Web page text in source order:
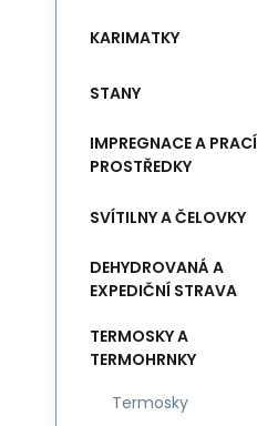
KARIMATKY
STANY
IMPREGNACE A PRACÍ
PROSTŘEDKY
SVÍTILNY A ČELOVKY
DEHYDROVANÁ A
EXPEDIČNÍ STRAVA
TERMOSKY A
TERMOHRNKY
Termosky